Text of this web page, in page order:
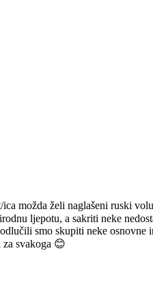
možda želi naglašeni ruski
ljepotu, a sakriti neke
smo skupiti neke osnovne
svakoga 😊